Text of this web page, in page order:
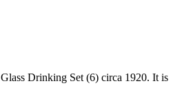
Drinking Set (6) circa 1920. It is